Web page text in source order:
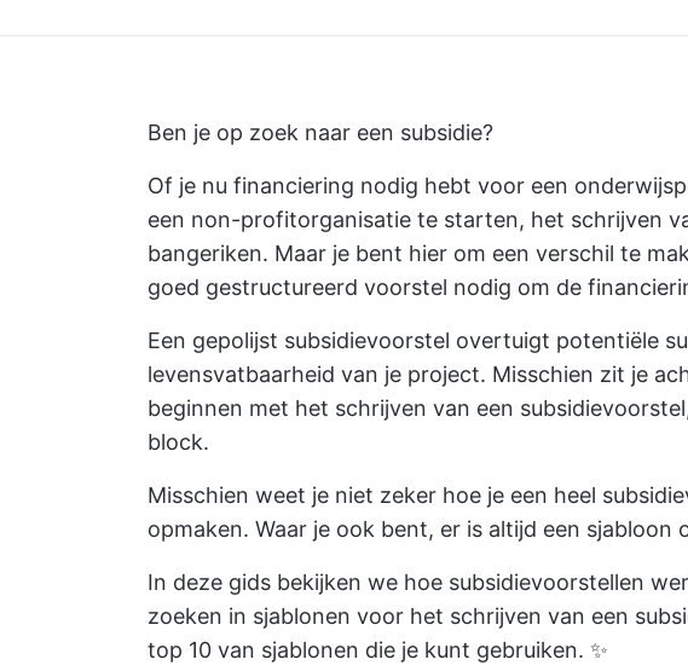
Ben je op zoek naar een subsidie?
Of je nu financiering nodig hebt voor een
een non-profitorganisatie te starten, het schrijven
bangeriken. Maar je bent hier om een verschil te
goed gestructureerd voorstel nodig om de
Een gepolijst subsidievoorstel overtuigt potentiële
levensvatbaarheid van je project. Misschien zit je
beginnen met het schrijven van een
block.
Misschien weet je niet zeker hoe je een heel
opmaken. Waar je ook bent, er is altijd een sjabloon
In deze gids bekijken we hoe subsidievoorstellen
zoeken in sjablonen voor het schrijven van een
top 10 van sjablonen die je kunt gebruiken. ✨